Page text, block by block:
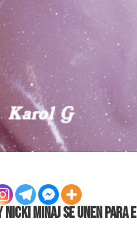
NICKI MINAJ SE UNEN PARA